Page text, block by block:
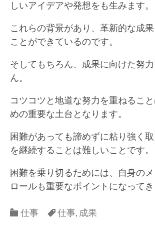
しいアイデアや発想をも生みます。
これらの背景があり、革新的な成
ことができているのです。
そしてもちろん、成果に向けた努
ん。
コツコツと地道な努力を重ねるこ
めの重要な土台となります。
困難があっても諦めずに粘り強く
を継続することは難しいことです。
困難を乗り切るためには、自身の
ロールも重要なポイントになってき
Categories
仕事 Categories
仕事, 成果